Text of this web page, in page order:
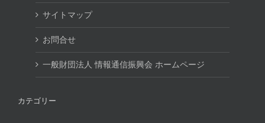
サイトマップ
お問合せ
一般財団法人 情報通信振興会 ホームページ
カテゴリー